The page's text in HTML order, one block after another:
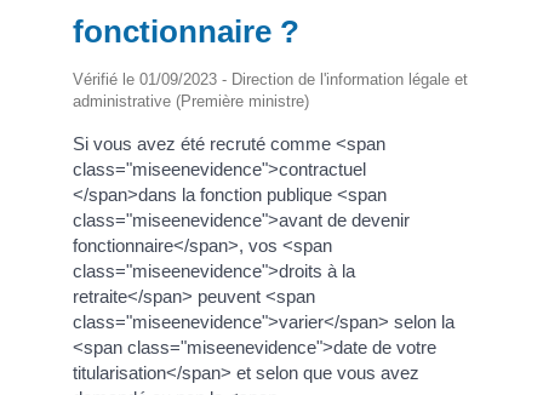
fonctionnaire ?
Vérifié le 01/09/2023 - Direction de l'information légale et
administrative (Première ministre)
Si vous avez été recruté comme <span
class="miseenevidence">contractuel
</span>dans la fonction publique <span
class="miseenevidence">avant de devenir
fonctionnaire</span>, vos <span
class="miseenevidence">droits à la
retraite</span> peuvent <span
class="miseenevidence">varier</span> selon la
<span class="miseenevidence">date de votre
titularisation</span> et selon que vous avez